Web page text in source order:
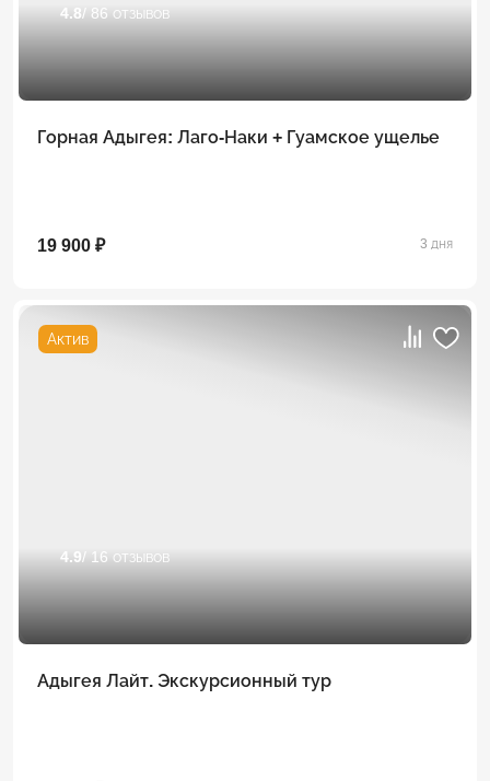
4.8/ 86 отзывов
Горная Адыгея: Лаго-Наки + Гуамское ущелье
19 900 ₽ 3 дня
Актив
4.9 / 16 отзывов
Адыгея Лайт. Экскурсионный тур